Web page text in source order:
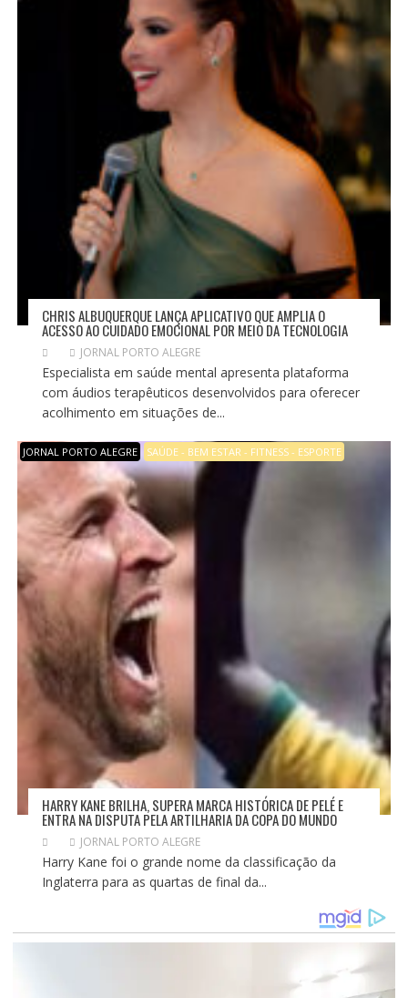
CHRIS ALBUQUERQUE LANÇA APLICATIVO QUE AMPLIA O
ACESSO AO CUIDADO EMOCIONAL POR MEIO DA TECNOLOGIA
JORNAL PORTO ALEGRE
Especialista em saúde mental apresenta plataforma
com áudios terapêuticos desenvolvidos para oferecer
acolhimento em situações de...
JORNAL PORTO ALEGRE SAÚDE - BEM ESTAR - FITNESS - ESPORTE
HARRY KANE BRILHA, SUPERA MARCA HISTÓRICA DE PELÉ E
ENTRA NA DISPUTA PELA ARTILHARIA DA COPA DO MUNDO
JORNAL PORTO ALEGRE
Harry Kane foi o grande nome da classificação da
Inglaterra para as quartas de final da...